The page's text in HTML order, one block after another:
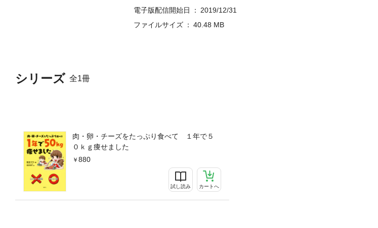
シリーズ 全1冊
肉・卵・チーズをたっぷり食べて １年で５
０ｋｇ痩せました
880
試し読み カートへ
電子版配信開始日
2019/12/31
ファイルサイズ
40.48 MB